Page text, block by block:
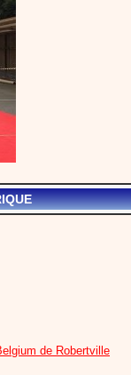
de Robertville